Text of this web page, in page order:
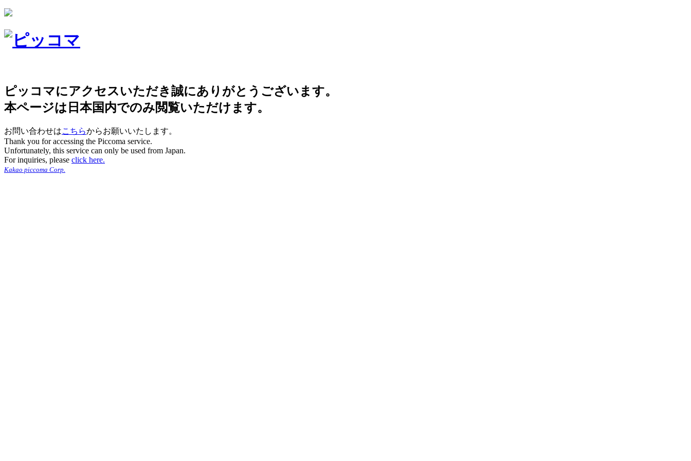
ピッコマにアクセスいただき誠にありがとうございます。
本ページは日本国内でのみ閲覧いただけます。
お問い合わせはこちらからお願いいたします。
Thank you for accessing the Piccoma service.
Unfortunately, this service can only be used from Japan.
For inquiries, please click here.
Kakao piccoma Corp.